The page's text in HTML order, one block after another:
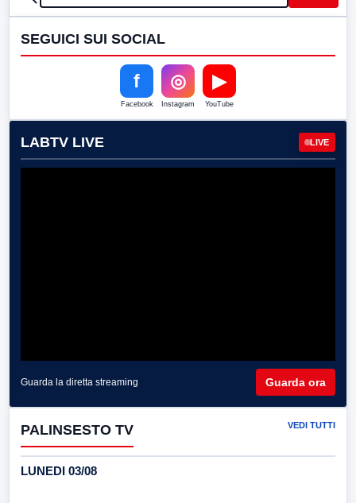
SEGUICI SUI SOCIAL
f
Facebook
◎
Instagram
▶
YouTube
LABTV LIVE LIVE
Guarda la diretta streaming Guarda ora
PALINSESTO TV VEDI TUTTI
LUNEDI 03/08